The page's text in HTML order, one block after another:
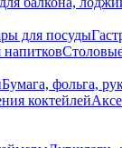
для посуды
напитков
Бумага, фольга,
коктейлей